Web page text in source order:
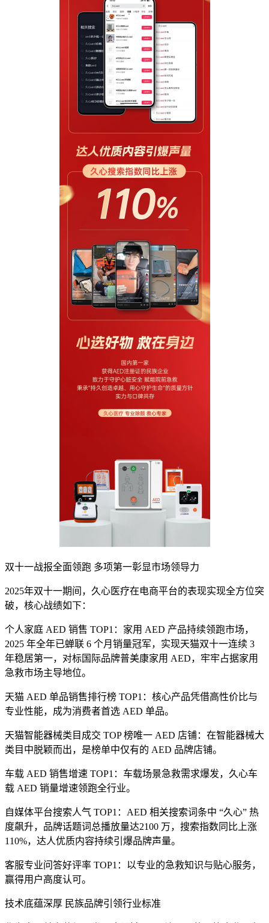
双十一战报全面领跑 多项第一彰显市场领导力
2025年双十一期间，久心医疗在电商平台的表现实现全方位突
破，核心战绩如下：
个人家庭 AED 销售 TOP1：家用 AED 产品持续领跑市场，
2025 年全年已蝉联 6 个月销量冠军，实现天猫双十一连续 3
年稳居第一，对标国际品牌普美康家用 AED，牢牢占据家用
急救市场主导地位。
天猫 AED 单品销售排行榜 TOP1：核心产品凭借高性价比与
专业性能，成为消费者首选 AED 单品。
天猫智能器械类目成交 TOP 榜唯一 AED 店铺：在智能器械大
类目中脱颖而出，是榜单中仅有的 AED 品牌店铺。
车载 AED 销售增速 TOP1：车载场景急救需求爆发，久心车
载 AED 销量增速领跑全行业。
自媒体平台搜索人气 TOP1：AED 相关搜索词条中 “久心” 热
度飙升，品牌话题词总播放量达2100 万，搜索指数同比上涨
110%，达人优质内容持续引爆品牌声量。
客服专业问答好评率 TOP1：以专业的急救知识与贴心服务，
赢得用户高度认可。
技术底蕴深厚 民族品牌引领行业标准